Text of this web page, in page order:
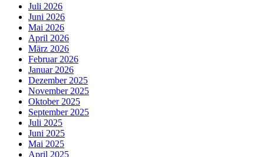
Juli 2026
Juni 2026
Mai 2026
April 2026
März 2026
Februar 2026
Januar 2026
Dezember 2025
November 2025
Oktober 2025
September 2025
Juli 2025
Juni 2025
Mai 2025
April 2025